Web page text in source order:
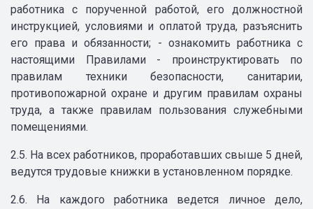
работника с порученной работой, его должностной
инструкцией, условиями и оплатой труда, разъяснить
его права и обязанности; - ознакомить работника с
настоящими Правилами - проинструктировать по
правилам техники безопасности, санитарии,
противопожарной охране и другим правилам охраны
труда, а также правилам пользования служебными
помещениями.
2.5. На всех работников, проработавших свыше 5 дней,
ведутся трудовые книжки в установленном порядке.
2.6. На каждого работника ведется личное дело,